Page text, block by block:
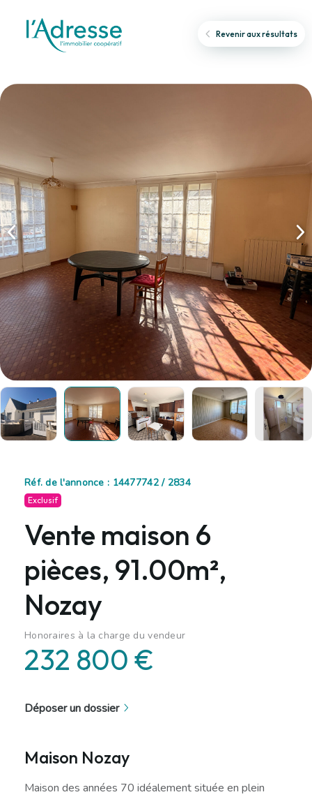
Revenir aux résultats
Réf. de l'annonce : 14477742 / 2834
Exclusif
Vente maison 6
pièces, 91.00m²,
Nozay
Honoraires à la charge du vendeur
232 800 €
Déposer un dossier
Maison Nozay
Maison des années 70 idéalement située en plein